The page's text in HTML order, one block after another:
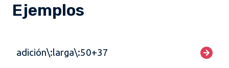
Ejemplos
adición\:larga\:50+37